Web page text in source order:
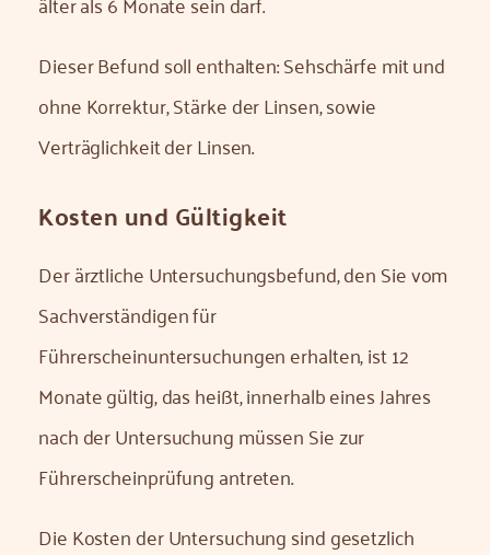
Dieser Befund soll enthalten: Sehschärfe mit und
ohne Korrektur, Stärke der Linsen, sowie
Verträglichkeit der Linsen.
Kosten und Gültigkeit
Der ärztliche Untersuchungsbefund, den Sie vom
Sachverständigen für
Führerscheinuntersuchungen erhalten, ist 12
Monate gültig, das heißt, innerhalb eines Jahres
nach der Untersuchung müssen Sie zur
Führerscheinprüfung antreten.
Die Kosten der Untersuchung sind gesetzlich